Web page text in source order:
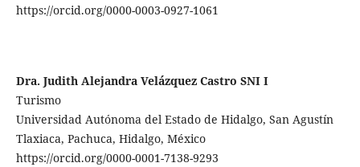
https://orcid.org/0000-0003-0927-1061
Dra. Judith Alejandra Velázquez Castro SNI I
Turismo
Universidad Autónoma del Estado de Hidalgo, San Agustín
Tlaxiaca, Pachuca, Hidalgo, México
https://orcid.org/0000-0001-7138-9293